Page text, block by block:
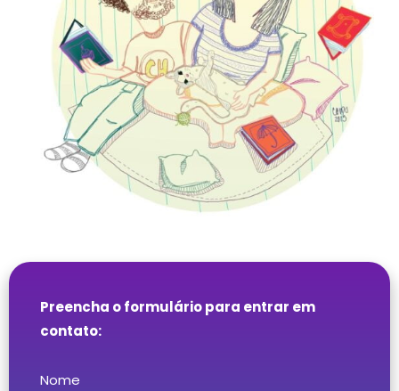
Preencha o formulário para entrar em
contato:
Nome